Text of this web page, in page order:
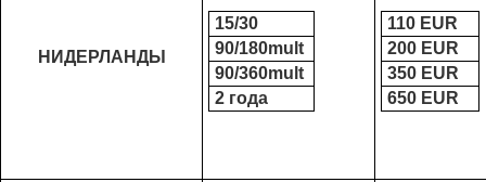
НИДЕРЛАНДЫ
15/30
90/180mult
90/360mult
2 года
110 ЕUR
200 ЕUR
350 ЕUR
650 ЕUR